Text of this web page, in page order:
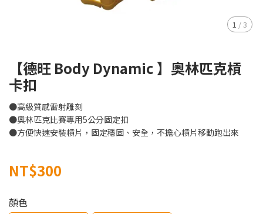
1 /3
【德旺 Body Dynamic 】奧林匹克槓
卡扣
●高級質感雷射雕刻
●奧林匹克比賽專用5公分固定扣
●方便快速安裝槓片，固定穩固、安全，不擔心槓片移動跑出來
NT$300
顏色